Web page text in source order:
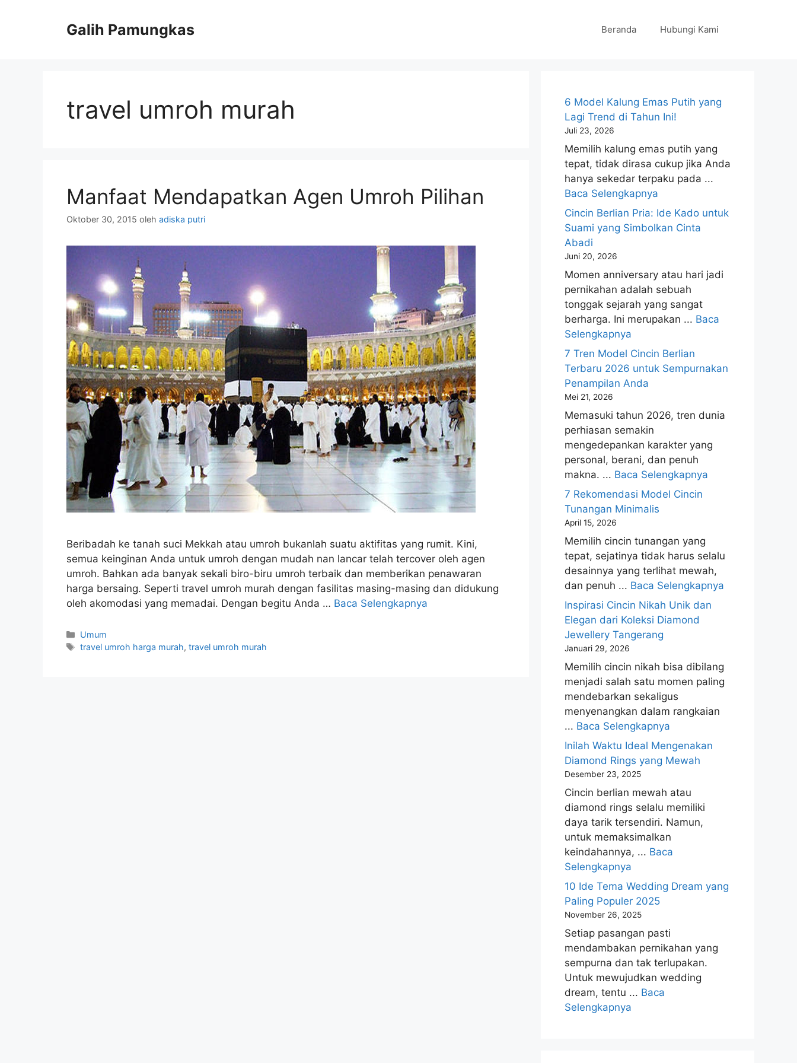
Galih Pamungkas Beranda Hubungi Kami
travel umroh murah
Manfaat Mendapatkan Agen Umroh Pilihan
Oktober 30, 2015 oleh adiska putri
Beribadah ke tanah suci Mekkah atau umroh bukanlah suatu aktifitas yang rumit. Kini,
semua keinginan Anda untuk umroh dengan mudah nan lancar telah tercover oleh agen
umroh. Bahkan ada banyak sekali biro-biru umroh terbaik dan memberikan penawaran
harga bersaing. Seperti travel umroh murah dengan fasilitas masing-masing dan didukung
oleh akomodasi yang memadai. Dengan begitu Anda … Baca Selengkapnya
Kategori
Umum
Tag
travel umroh harga murah,travel umroh murah
6 Model Kalung Emas Putih yang
Lagi Trend di Tahun Ini!
Juli 23, 2026
Memilih kalung emas putih yang
tepat, tidak dirasa cukup jika Anda
hanya sekedar terpaku pada ...
Baca Selengkapnya
Cincin Berlian Pria: Ide Kado untuk
Suami yang Simbolkan Cinta
Abadi
Juni 20, 2026
Momen anniversary atau hari jadi
pernikahan adalah sebuah
tonggak sejarah yang sangat
berharga. Ini merupakan ... Baca
Selengkapnya
7 Tren Model Cincin Berlian
Terbaru 2026 untuk Sempurnakan
Penampilan Anda
Mei 21, 2026
Memasuki tahun 2026, tren dunia
perhiasan semakin
mengedepankan karakter yang
personal, berani, dan penuh
makna. ... Baca Selengkapnya
7 Rekomendasi Model Cincin
Tunangan Minimalis
April 15, 2026
Memilih cincin tunangan yang
tepat, sejatinya tidak harus selalu
desainnya yang terlihat mewah,
dan penuh ... Baca Selengkapnya
Inspirasi Cincin Nikah Unik dan
Elegan dari Koleksi Diamond
Jewellery Tangerang
Januari 29, 2026
Memilih cincin nikah bisa dibilang
menjadi salah satu momen paling
mendebarkan sekaligus
menyenangkan dalam rangkaian
... Baca Selengkapnya
Inilah Waktu Ideal Mengenakan
Diamond Rings yang Mewah
Desember 23, 2025
Cincin berlian mewah atau
diamond rings selalu memiliki
daya tarik tersendiri. Namun,
untuk memaksimalkan
keindahannya, ... Baca
Selengkapnya
10 Ide Tema Wedding Dream yang
Paling Populer 2025
November 26, 2025
Setiap pasangan pasti
mendambakan pernikahan yang
sempurna dan tak terlupakan.
Untuk mewujudkan wedding
dream, tentu ... Baca
Selengkapnya